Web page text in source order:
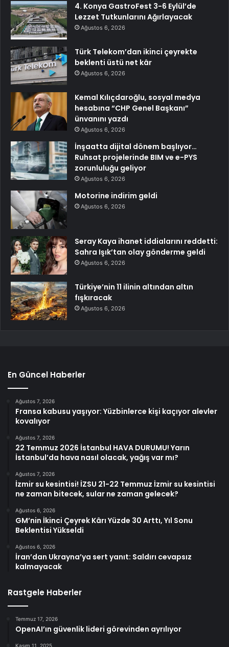
4. Konya GastroFest 3-6 Eylül’de
Lezzet Tutkunlarını Ağırlayacak
Ağustos 6, 2026
Türk Telekom’dan ikinci çeyrekte
beklenti üstü net kâr
Ağustos 6, 2026
Kemal Kılıçdaroğlu, sosyal medya
hesabına “CHP Genel Başkanı”
ünvanını yazdı
Ağustos 6, 2026
İnşaatta dijital dönem başlıyor…
Ruhsat projelerinde BIM ve e-PYS
zorunluluğu geliyor
Ağustos 6, 2026
Motorine indirim geldi
Ağustos 6, 2026
Seray Kaya ihanet iddialarını reddetti:
Sahra Işık’tan olay gönderme geldi
Ağustos 6, 2026
Türkiye’nin 11 ilinin altından altın
fışkıracak
Ağustos 6, 2026
En Güncel Haberler
Ağustos 7, 2026
Fransa kabusu yaşıyor: Yüzbinlerce kişi kaçıyor alevler
kovalıyor
Ağustos 7, 2026
22 Temmuz 2026 İstanbul HAVA DURUMU! Yarın
İstanbul’da hava nasıl olacak, yağış var mı?
Ağustos 7, 2026
İzmir su kesintisi! İZSU 21-22 Temmuz İzmir su kesintisi
ne zaman bitecek, sular ne zaman gelecek?
Ağustos 6, 2026
GM’nin İkinci Çeyrek Kârı Yüzde 30 Arttı, Yıl Sonu
Beklentisi Yükseldi
Ağustos 6, 2026
İran’dan Ukrayna’ya sert yanıt: Saldırı cevapsız
kalmayacak
Rastgele Haberler
Temmuz 17, 2026
OpenAI’ın güvenlik lideri görevinden ayrılıyor
Kasım 11, 2025